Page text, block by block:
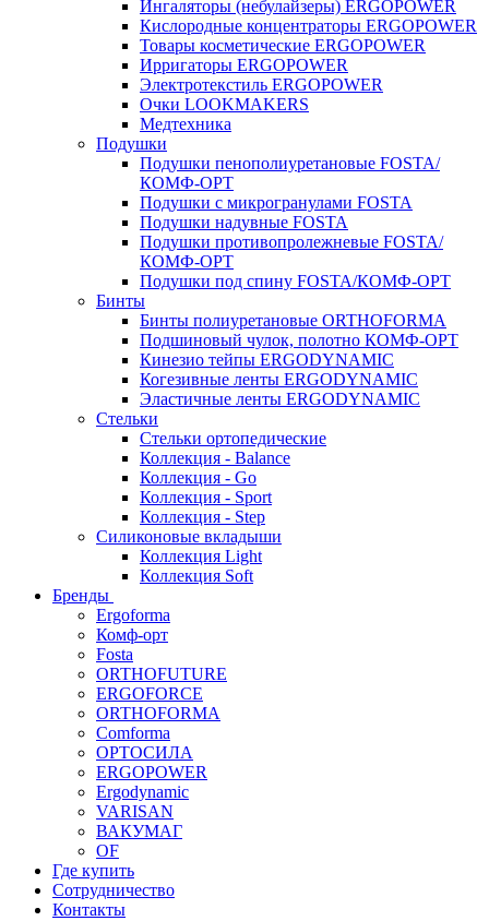
Ингаляторы (небулайзеры) ERGOPOWER
Кислородные концентраторы ERGOPOWER
Товары косметические ERGOPOWER
Ирригаторы ERGOPOWER
Электротекстиль ERGOPOWER
Очки LOOKMAKERS
Медтехника
Подушки
Подушки пенополиуретановые FOSTA/
КОМФ-ОРТ
Подушки с микрогранулами FOSTA
Подушки надувные FOSTA
Подушки противопролежневые FOSTA/
КОМФ-ОРТ
Подушки под спину FOSTA/КОМФ-ОРТ
Бинты
Бинты полиуретановые ORTHOFORMA
Подшиновый чулок, полотно КОМФ-ОРТ
Кинезио тейпы ERGODYNAMIC
Когезивные ленты ERGODYNAMIC
Эластичные ленты ERGODYNAMIC
Стельки
Стельки ортопедические
Коллекция - Balance
Коллекция - Go
Коллекция - Sport
Коллекция - Step
Силиконовые вкладыши
Коллекция Light
Коллекция Soft
Бренды
Ergoforma
Комф-орт
Fosta
ORTHOFUTURE
ERGOFORCE
ORTHOFORMA
Comforma
ОРТОСИЛА
ERGOPOWER
Ergodynamic
VARISAN
ВАКУМАГ
OF
Где купить
Сотрудничество
Контакты